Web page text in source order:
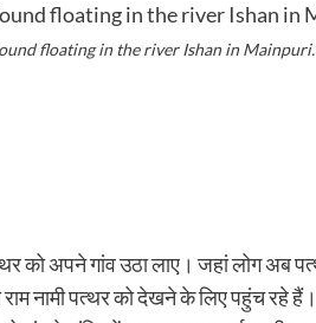
floating in the river Ishan in Mainpuri.
को अपने गांव उठा लाए। जहां लोग अब
नामी पत्थर को देखने के लिए पहुंच रहे